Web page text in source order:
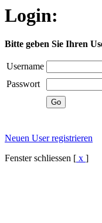
Login:
Bitte geben Sie Ihren
Username
Passwort
Neuen User registrieren
Fenster schliessen [ x ]